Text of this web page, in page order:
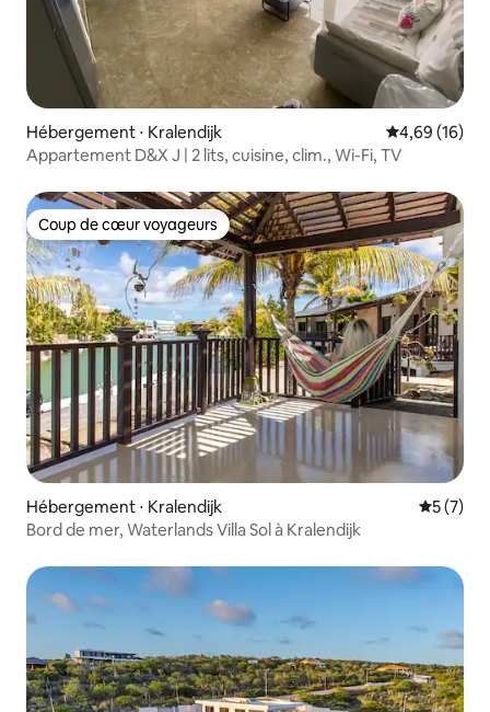
Hébergement ⋅ Kralendijk Évaluation
4,69 (16)
Appartement D&X J | 2 lits, cuisine, clim., Wi-Fi, TV
Coup de cœur voyageurs
Coup de cœur voyageurs
Hébergement ⋅ Kralendijk
5 (7)
Bord de mer, Waterlands Villa Sol à Kralendijk